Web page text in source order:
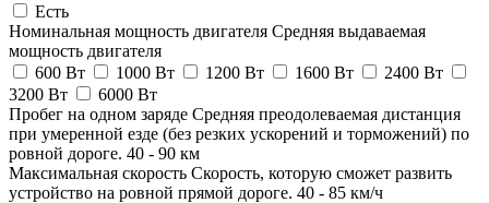
Есть
Номинальная мощность двигателя Средняя выдаваемая
мощность двигателя
600 Вт
1000 Вт 1200 Вт 1600 Вт
2400 Вт
3200 Вт
6000 Вт
Пробег на одном заряде Средняя преодолеваемая дистанция
при умеренной езде (без резких ускорений и торможений) по
ровной дороге. 40 - 90 км
Максимальная скорость Скорость, которую сможет развить
устройство на ровной прямой дороге. 40 - 85 км/ч